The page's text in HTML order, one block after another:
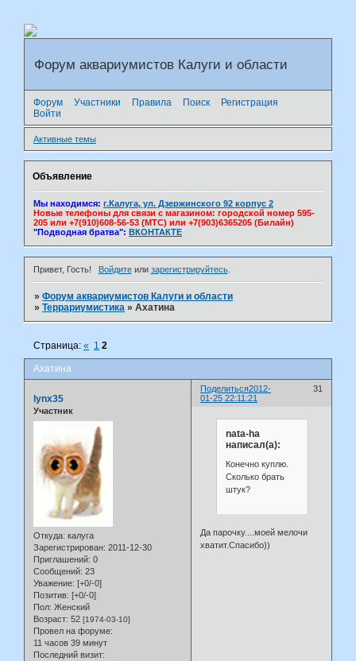
Форум аквариумистов Калуги и области
Форум Участники Правила Поиск
Регистрация
Войти
Активные темы
Объявление
Мы находимся: г.Калуга, ул. Дзержинского 92 корпус 2
Новые телефоны для связи с магазином: городской номер 595-
205 или +7(910)608-56-53 (МТС) или +7(903)6365205 (Билайн)
"Подводная братва": ВКОНТАКТЕ
Привет, Гость! Войдитеили зарегистрируйтесь.
»Форум аквариумистов Калуги и области
»Террариумистика »Ахатина
Ахатина
Страница:« 1 2
Поделиться 31
2012-
01-25 22:11:21
lynx35
Участник
Откуда: калуга
Зарегистрирован: 2011-12-30
Приглашений: 0
Сообщений: 23
Уважение: [+0/-0]
Позитив: [+0/-0]
Пол: Женский
Возраст: 52 [1974-03-10]
Провел на форуме:
11 часов 39 минут
Последний визит:
nata-ha
написал(а):
Конечно куплю.
Сколько брать
штук?
Да парочку....моей мелочи
хватит.Спасибо))